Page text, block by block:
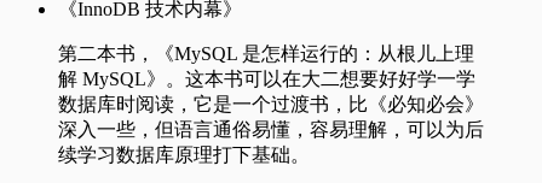
《InnoDB 技术内幕》
第二本书，《MySQL 是怎样运行的：从根儿上理
解 MySQL》。这本书可以在大二想要好好学一学
数据库时阅读，它是一个过渡书，比《必知必会》
深入一些，但语言通俗易懂，容易理解，可以为后
续学习数据库原理打下基础。